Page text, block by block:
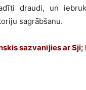
draudi, un
sagrābšanu.
sazvanījies ar